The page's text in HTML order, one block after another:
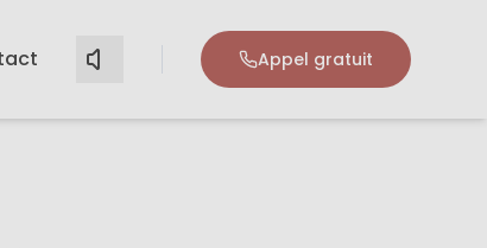
Appel gratuit